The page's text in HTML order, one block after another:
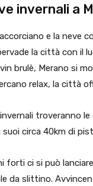
invernali a
e la neve
la città con il
brulè, Merano si
relax, la città
troveranno
circa 40km di
forti ci si può
da slittino.